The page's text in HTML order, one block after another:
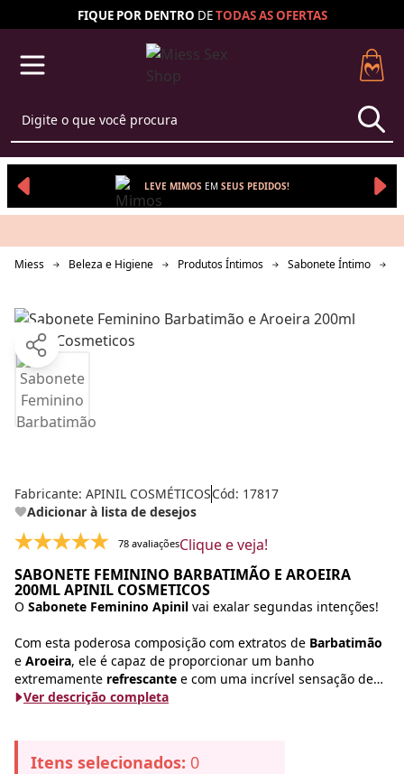
FIQUE POR DENTRO DETODAS ASOFERTAS
LEVE MIMOS EM SEUS PEDIDOS!
Miess Beleza e Higiene Produtos Íntimos Sabonete Íntimo
Fabricante: APINIL COSMÉTICOSCód: 17817
Adicionar à lista de desejos
78 avaliaçõesClique e veja!
SABONETE FEMININO BARBATIMÃO E AROEIRA
200ML APINIL COSMETICOS
O Sabonete Feminino Apinil vai exalar segundas intenções!
Com esta poderosa composição com extratos de Barbatimão
e Aroeira, ele é capaz de proporcionar um banho
extremamente refrescante e com uma incrível sensação de
aconchego. Você poderá sentir a di
Ver descrição completa
Itens selecionados: 0